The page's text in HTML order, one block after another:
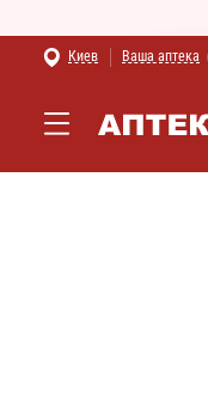
Киев Ваша аптека